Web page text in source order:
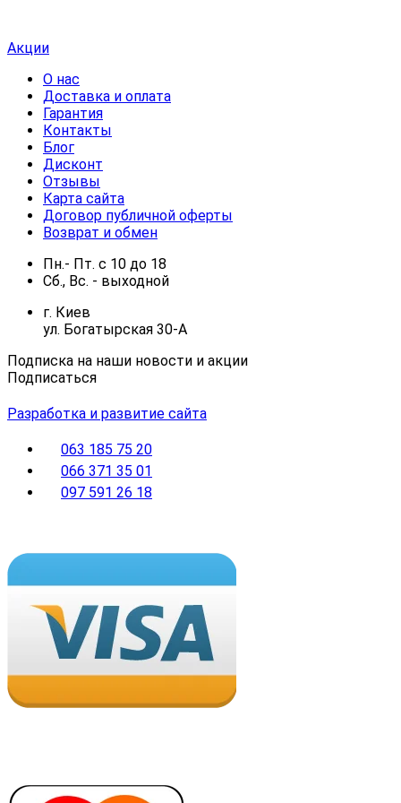
Акции
О нас
Доставка и оплата
Гарантия
Контакты
Блог
Дисконт
Отзывы
Карта сайта
Договор публичной оферты
Возврат и обмен
Пн.- Пт. с 10 до 18
Сб., Вс. - выходной
г. Киев
ул. Богатырская 30-А
Подписка на наши новости и акции
Подписаться
Разработка и развитие сайта
063 185 75 20
066 371 35 01
097 591 26 18